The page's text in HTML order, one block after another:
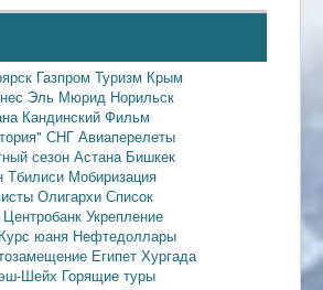
Газпром Туризм Крым
Эль Мюрид Норильск
Кандинский Фильм
СНГ Авиаперелеты
сезон Астана Бишкек
Тбилиси Мобиризация
Олигархи Список
Центробанк Укрепление
Курс юаня Нефтедоллары
Египет Хургада
Шейх Горящие туры